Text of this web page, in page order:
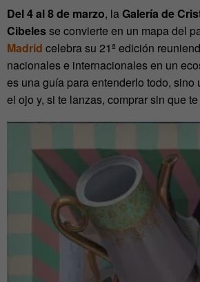
Del 4 al 8 de marzo, laGalería de
Cibelesse convierte en un mapa del
Madrid celebra su 21ª edición
nacionales e internacionales en un
es una guía para entenderlo todo, sino
el ojo y, si te lanzas, comprar sin que